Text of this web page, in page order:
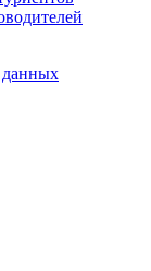
данных